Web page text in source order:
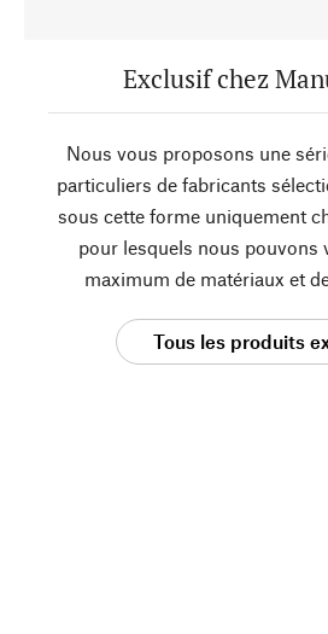
Exclusif chez
Nous vous proposons une
particuliers de fabricants
sous cette forme uniquement
pour lesquels nous pouvons
maximum de matériaux et
Tous les produits